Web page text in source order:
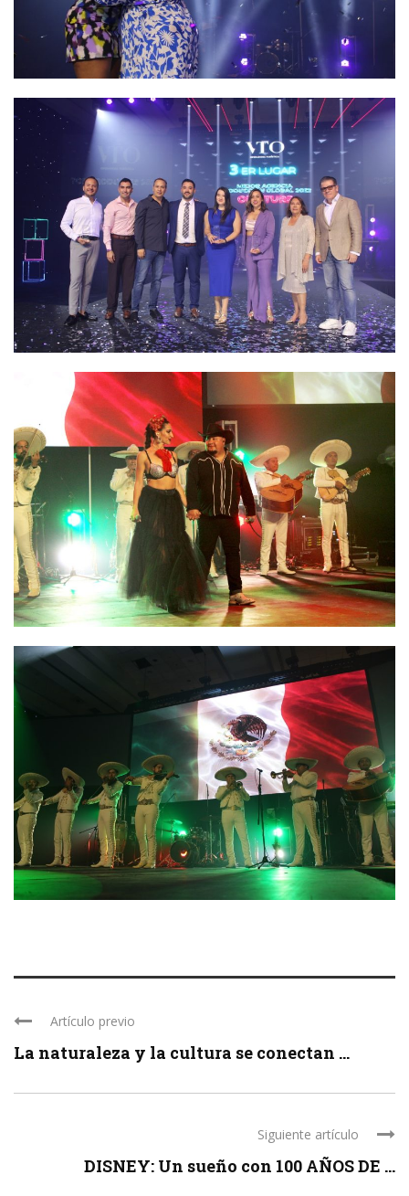
Artículo previo
La naturaleza y la cultura se conectan ...
Siguiente artículo
DISNEY: Un sueño con 100 AÑOS DE ...